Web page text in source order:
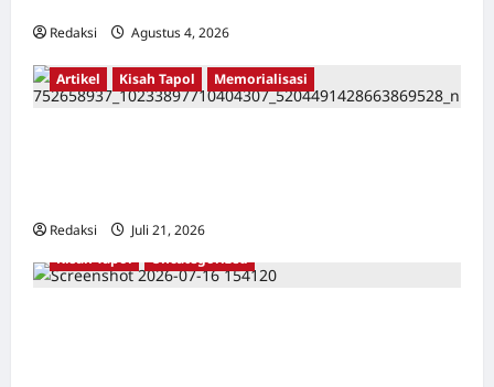
Redaksi Agustus 4, 2026
Artikel Kisah Tapol Memorialisasi
Redaksi Juli 21, 2026
Kisah Tapol
Uncategorized